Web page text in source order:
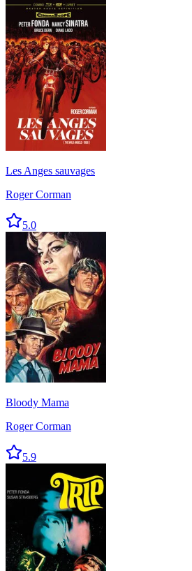
Les Anges sauvages
Roger Corman
5.0
Bloody Mama
Roger Corman
5.9